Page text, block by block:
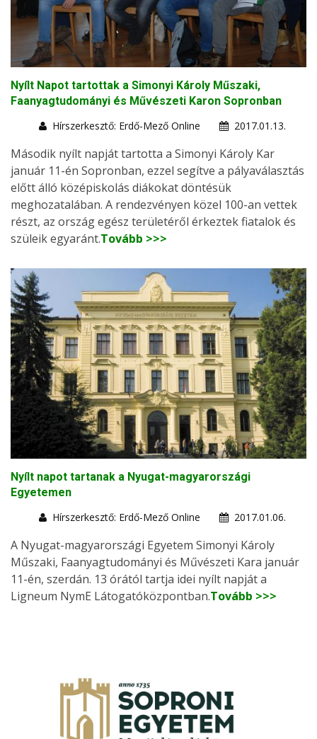
Nyílt Napot tartottak a Simonyi Károly Műszaki,
Faanyagtudományi és Művészeti Karon Sopronban
Hírszerkesztő: Erdő-Mező Online
2017.01.13.
Második nyílt napját tartotta a Simonyi Károly Kar
január 11-én Sopronban, ezzel segítve a pályaválasztás
előtt álló középiskolás diákokat döntésük
meghozatalában. A rendezvényen közel 100-an vettek
részt, az ország egész területéről érkeztek fiatalok és
szüleik egyaránt.Tovább >>>
Nyílt napot tartanak a Nyugat-magyarországi
Egyetemen
Hírszerkesztő: Erdő-Mező Online
2017.01.06.
A Nyugat-magyarországi Egyetem Simonyi Károly
Műszaki, Faanyagtudományi és Művészeti Kara január
11-én, szerdán. 13 órától tartja idei nyílt napját a
Ligneum NymE Látogatóközpontban.Tovább >>>